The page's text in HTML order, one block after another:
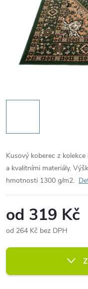
Kusový koberec z
a kvalitními materiály.
hmotnosti 1300 g/m2.
od 319 Kč
od 264 Kč bez DPH
cena: